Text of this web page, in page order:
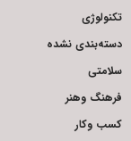
تکنولوژی
دسته‌بندی نشده
سلامتی
فرهنگ وهنر
کسب وکار